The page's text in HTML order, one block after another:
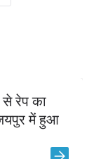
का
में हुआ